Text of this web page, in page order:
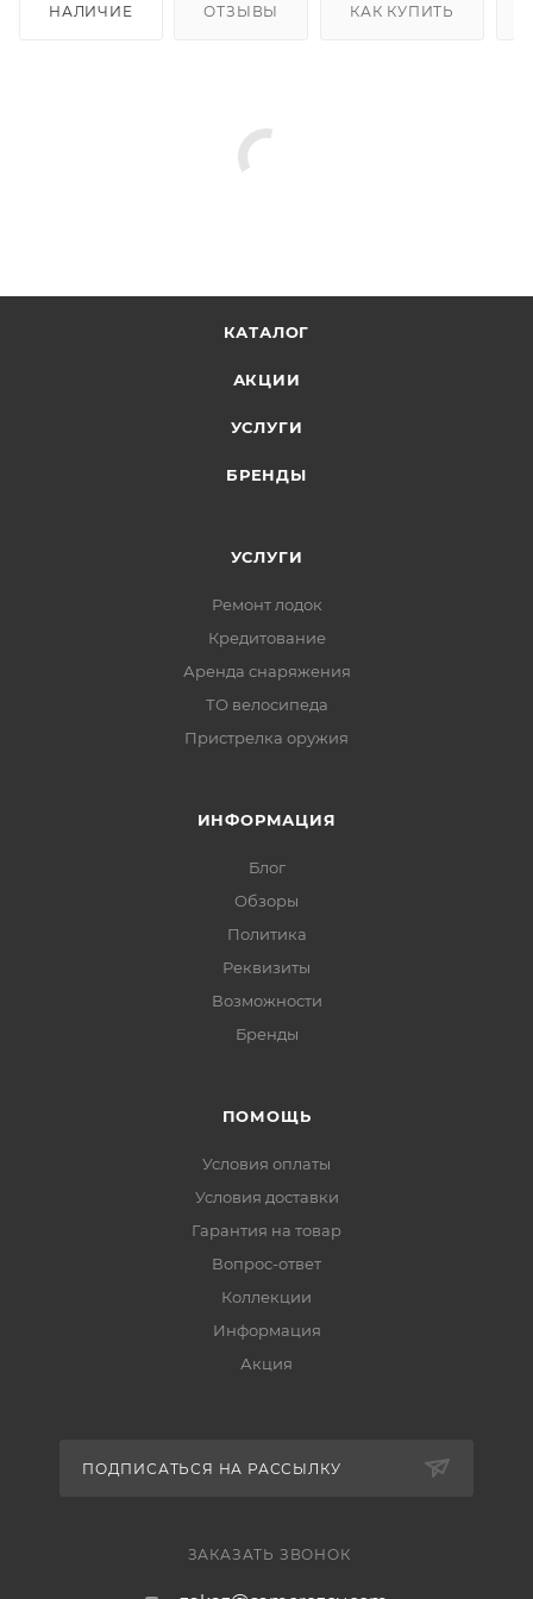
НАЛИЧИЕ ОТЗЫВЫ КАК КУПИТЬ
КАТАЛОГ
АКЦИИ
УСЛУГИ
БРЕНДЫ
УСЛУГИ
Ремонт лодок
Кредитование
Аренда снаряжения
ТО велосипеда
Пристрелка оружия
ИНФОРМАЦИЯ
Блог
Обзоры
Политика
Реквизиты
Возможности
Бренды
ПОМОЩЬ
Условия оплаты
Условия доставки
Гарантия на товар
Вопрос-ответ
Коллекции
Информация
Акция
ПОДПИСАТЬСЯ НА РАССЫЛКУ
ЗАКАЗАТЬ ЗВОНОК